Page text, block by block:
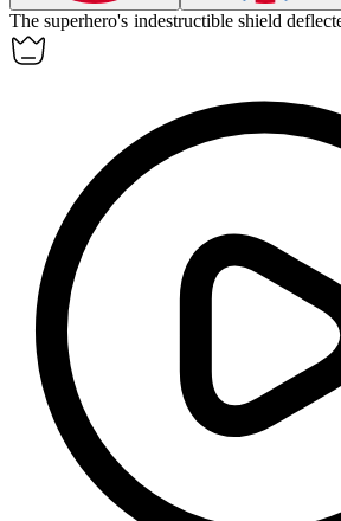
The superhero's indestructible shield